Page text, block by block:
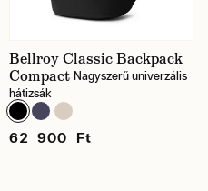
Bellroy Classic Backpack
Compact Nagyszerű univerzális
hátizsák
62 900 Ft